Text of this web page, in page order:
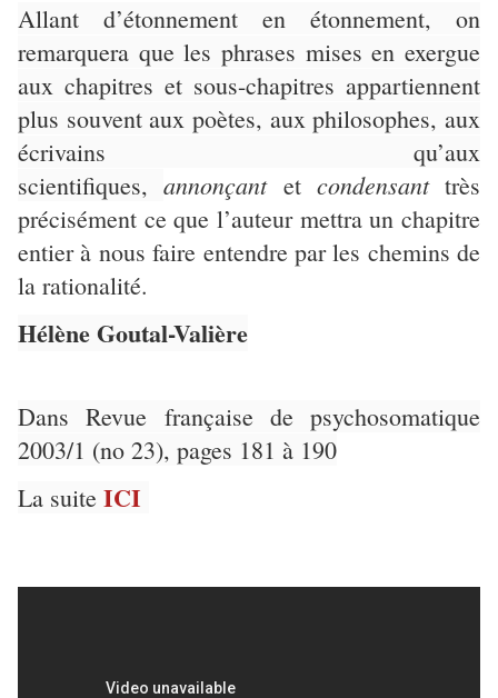
Allant d’étonnement en étonnement, on
remarquera que les phrases mises en exergue
aux chapitres et sous-chapitres appartiennent
plus souvent aux poètes, aux philosophes, aux
écrivains qu’aux
scientifiques,annonçantet condensanttrès
précisément ce que l’auteur mettra un chapitre
entier à nous faire entendre par les chemins de
la rationalité.
Hélène Goutal-Valière
Dans Revue française de psychosomatique
2003/1 (no 23), pages 181 à 190
La suite ICI